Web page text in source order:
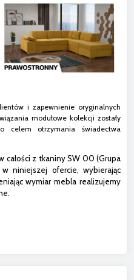
i zapewnienie oryginalnych
modułowe kolekcji zostały
celem otrzymania świadectwa
całości z tkaniny SW 00 (Grupa
niniejszej ofercie, wybierając
wymiar mebla realizujemy